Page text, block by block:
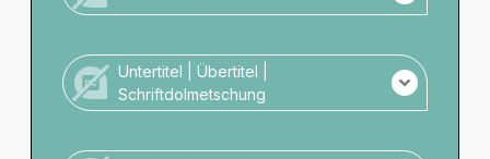
Untertitel | Übertitel |
Schriftdolmetschung